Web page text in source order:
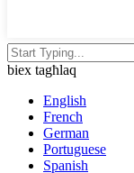
biex tagħlaq
English
French
German
Portuguese
Spanish